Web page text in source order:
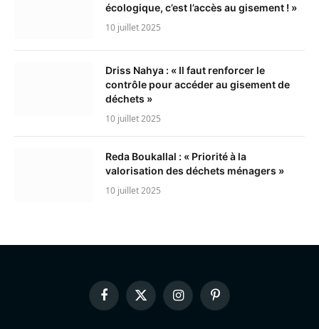
écologique, c’est l’accès au gisement ! »
10 juillet 2025
Driss Nahya : « Il faut renforcer le
contrôle pour accéder au gisement de
déchets »
10 juillet 2025
Reda Boukallal : « Priorité à la
valorisation des déchets ménagers »
10 juillet 2025
FacebookX
(Twitter)
InstagramPinterest